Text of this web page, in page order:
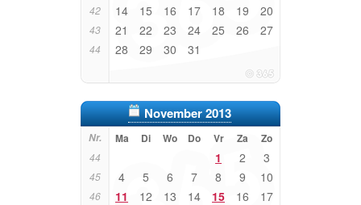
42 14 15 16 17 18 19 20
43 21 22 23 24 25 26 27
44 28 29 30 31
November 2013
Nr. Ma Di Wo Do Vr Za Zo
44 1 2 3
45 4 5 6 7 8 9 10
46 11 12 13 14 15 16 17